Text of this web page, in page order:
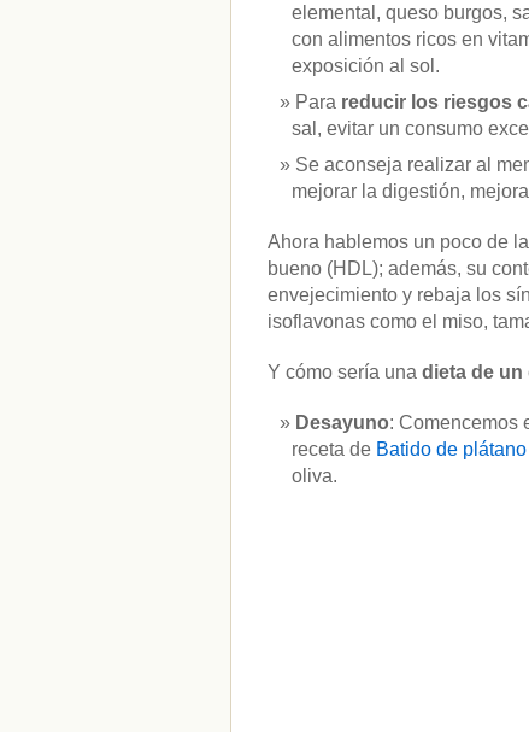
elemental, queso burgos,
con alimentos ricos en
exposición al sol.
Para reducir los riesgos
sal, evitar un consumo
Se aconseja realizar al
mejorar la digestión,
Ahora hablemos un poco de la
bueno (HDL); además, su
envejecimiento y rebaja los
isoflavonas como el miso,
Y cómo sería una dieta de un
Desayuno: Comencemos
receta de Batido de
oliva.